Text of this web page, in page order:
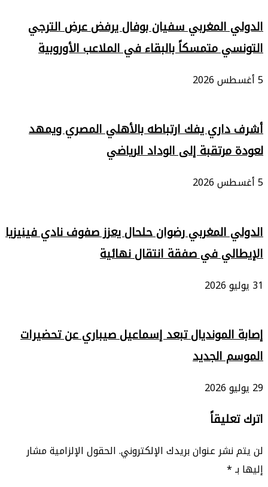
الدولي المغربي سفيان بوفال يرفض عرض الترجي
التونسي متمسكاً بالبقاء في الملاعب الأوروبية
5 أغسطس 2026
أشرف داري يفك ارتباطه بالأهلي المصري ويمهد
لعودة مرتقبة إلى الوداد الرياضي
5 أغسطس 2026
الدولي المغربي رضوان حلحال يعزز صفوف نادي فينيزيا
الإيطالي في صفقة انتقال نهائية
31 يوليو 2026
إصابة المونديال تبعد إسماعيل صيباري عن تحضيرات
الموسم الجديد
29 يوليو 2026
اترك تعليقاً
لن يتم نشر عنوان بريدك الإلكتروني.الحقول الإلزامية مشار
إليها بـ*